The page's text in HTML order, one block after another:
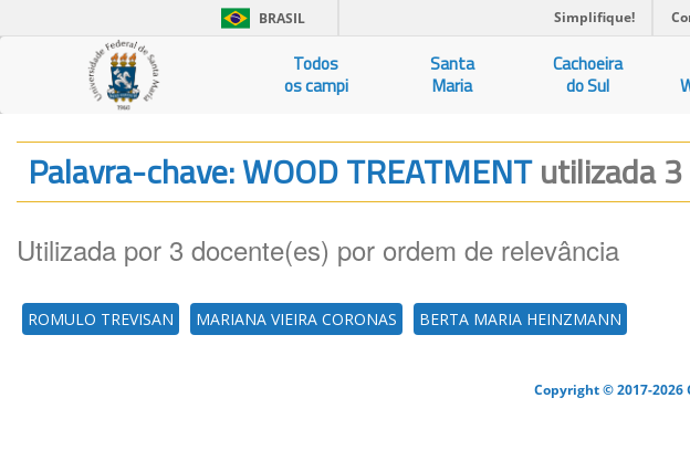
BRASIL Simplifique!
Todos
os campi
Santa
Maria
Cachoeira
do Sul
Palavra-chave: WOOD TREATMENTutilizada 3
Utilizada por 3 docente(es) por ordem de relevância
ROMULO TREVISAN MARIANA VIEIRA CORONAS BERTA MARIA HEINZMANN
Copyright © 2017-2026